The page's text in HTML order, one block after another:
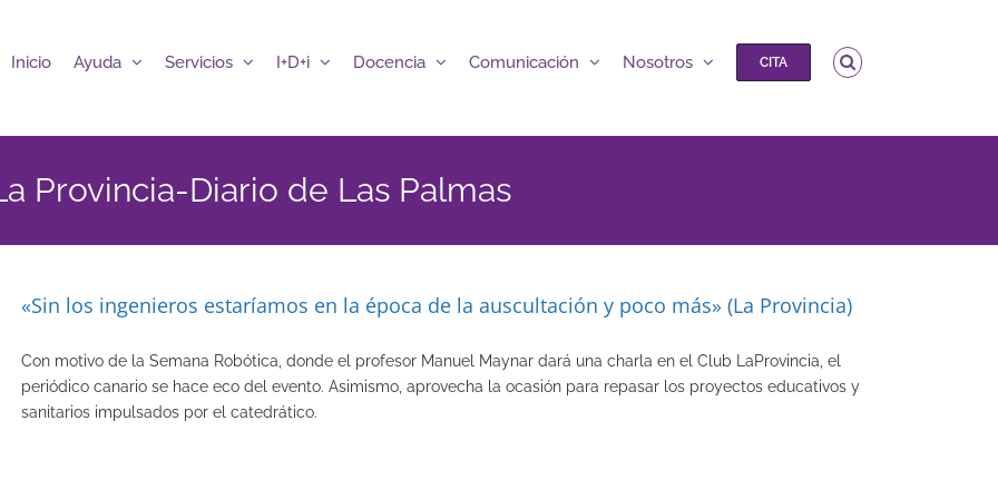
Inicio Ayuda Servicios I+D+i Docencia Comunicación Nosotros CITA
Provincia-Diario de Las Palmas
«Sin los ingenieros estaríamos en la época de la auscultación y poco más» (La Provincia)
Con motivo de la Semana Robótica, donde el profesor Manuel Maynar dará una charla en el Club LaProvincia, el
periódico canario se hace eco del evento. Asimismo, aprovecha la ocasión para repasar los proyectos educativos y
sanitarios impulsados por el catedrático.